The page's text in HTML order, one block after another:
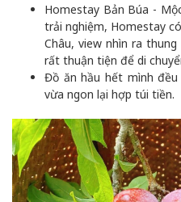
Homestay Bản Búa -
trải nghiệm, Homestay
Châu, view nhìn ra
rất thuận tiện để di
Đồ ăn hầu hết mình
vừa ngon lại hợp túi tiền.